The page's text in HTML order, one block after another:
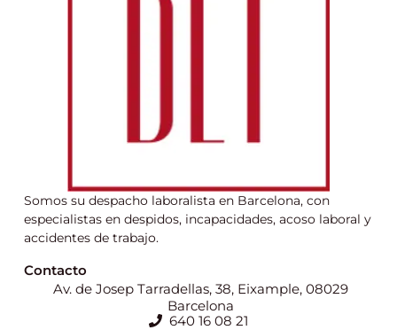
Somos su despacho laboralista en Barcelona, con
especialistas en despidos, incapacidades, acoso laboral y
accidentes de trabajo.
Contacto
Av. de Josep Tarradellas, 38, Eixample, 08029
Barcelona
640 16 08 21